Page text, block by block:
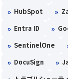
» HubSpot »
» Entra ID »
» SentinelOne
» DocuSign »